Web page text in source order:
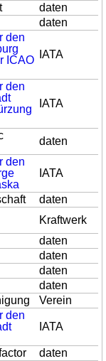
daten
daten
den
ICAO
IATA
den
IATA
daten
den
IATA
daten
Kraftwerk
daten
daten
daten
daten
Verein
den
IATA
daten